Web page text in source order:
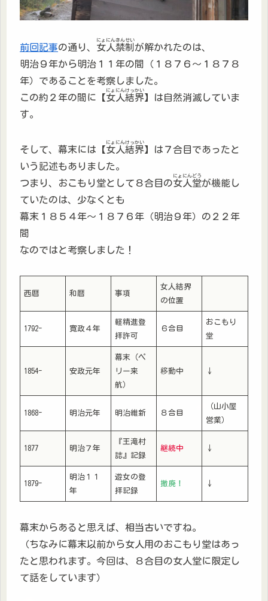
前回記事の通り、 女人禁制
にょにんきんせい
が解かれたのは、
明治９年から明治１１年の間（１８７６〜１８７８
年）であることを考察しました。
この約２年の間に【女人結界
にょにんけっかい
】は自然消滅していま
す。
そして、幕末には【女人結界
にょにんけっかい
】は７合目であったと
いう記述もありました。
つまり、おこもり堂として８合目の女人堂
にょにんどう
が機能し
ていたのは、少なくとも
幕末１８５４年〜１８７６年（明治９年）の２２年
間
なのではと考察しました！
西暦 和暦 事項
女人結界
の位置
1792- 寛政４年
軽精進登
拝許可
６合目
おこもり
堂
1854- 安政元年
幕末（ペ
リー来
航）
移動中 ↓
1868- 明治元年 明治維新 ８合目
（山小屋
営業）
1877 明治７年
『王滝村
誌』記録
継続中 ↓
1879-
明治１１
年
遊女の登
拝記録
撤廃！ ↓
幕末からあると思えば、相当古いですね。
（ちなみに幕末以前から女人用のおこもり堂はあっ
たと思われます。今回は、８合目の女人堂に限定し
て話をしています）